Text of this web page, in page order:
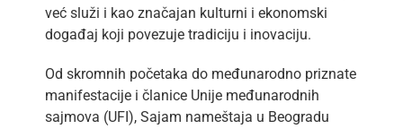
već služi i kao značajan kulturni i ekonomski
događaj koji povezuje tradiciju i inovaciju.
Od skromnih početaka do međunarodno priznate
manifestacije i članice Unije međunarodnih
sajmova (UFI), Sajam nameštaja u Beogradu